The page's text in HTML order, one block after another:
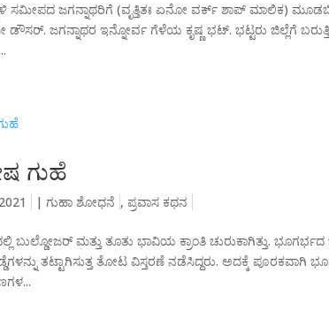
ಸಮೀಪದ ಜಗನ್ನಾಥರಿಗೆ (ವೃತ್ತಿತಃ ಏನೋ ವರ್ಕ್ ಶಾಪ್ ಮಾಲಿಕ)
ಡೌಸರ್. ಜಗನ್ನಾಥರ ಇನ್ನೋರ್ವ ಗೆಳೆಯ ಕೃಷ್ಣ ಭಟ್. ಭಟ್ಟರು ಜಿಲ್ಲೆಗೆ
ಗುಹೆ
|ಗುಹಾ ಶೋಧನೆ ,ಪ್ರವಾಸ ಕಥನ
ಬುಲ್ಡೋಜರ್ ಮತ್ತು ತೂತು ಭಾವಿಯ ಕ್ರಾಂತಿ ಚುರುಕಾಗಿತ್ತು. ಭೂಗರ್ಭದ
ತಟ್ಟಾಗಿಸುತ್ತ ತೋಟ ವಿಸ್ತರಣೆ ನಡೆಸಿದ್ದರು. ಅದಕ್ಕೆ